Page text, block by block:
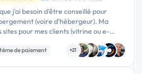
j'ai besoin d'être conseillé pour
(voire d'hébergeur). Ma
pour mes clients (vitrine ou e-
Prestashop et Magento et …
de paiement +21